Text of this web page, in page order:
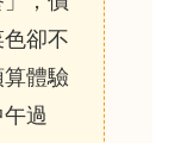
卻不
體驗
過